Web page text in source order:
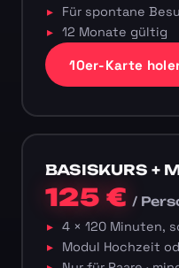
Für spontane
12 Monate gültig
10er-Karte
BASISKURS +
125 €/
4 × 120 Minuten,
Modul Hochzeit